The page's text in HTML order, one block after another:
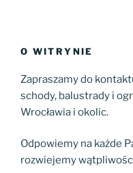
O WITRYNIE
Zapraszamy do
schody, balustrady i
Wrocławia i okolic.
Odpowiemy na każde
rozwiejemy